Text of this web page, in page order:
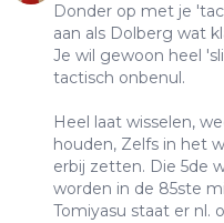
Donder op met je
aan als Dolberg wat
Je wil gewoon heel
tactisch onbenul.
Heel laat wisselen,
houden, Zelfs in het
erbij zetten. Die 5de
worden in de 85ste
Tomiyasu staat er nl.